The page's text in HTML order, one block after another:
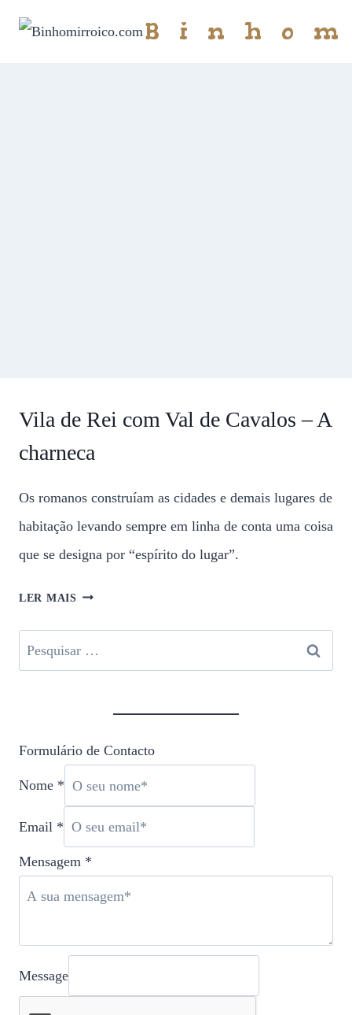
Vila de Rei com Val de Cavalos – A
charneca
Os romanos construíam as cidades e demais lugares de
habitação levando sempre em linha de conta uma coisa
que se designa por “espírito do lugar”.
LER MAIS
Formulário de Contacto
Nome *
Email *
Mensagem *
Message